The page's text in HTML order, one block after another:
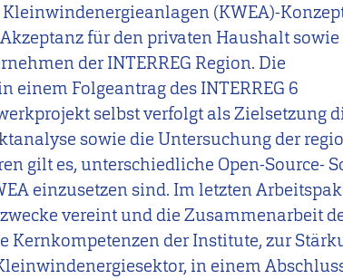
(KWEA)-
für den privaten Haushalt sowie
der INTERREG Region. Die
einem Folgeantrag des INTERREG 6
selbst verfolgt als Zielsetzung
sowie die Untersuchung der
gilt es, unterschiedliche Open-Source-
einzusetzen sind. Im letzten
vereint und die Zusammenarbeit
Kernkompetenzen der Institute, zur
in einem